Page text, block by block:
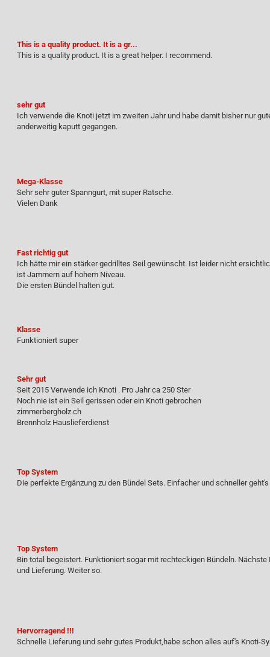
This is a quality product. It is a gr...
This is a quality product. It is a great helper. I recommend.
sehr gut
Ich verwende die Knoti jetzt im zweiten Jahr und habe damit bisher nur
anderweitig kaputt gegangen.
Mega-Klasse
Sehr sehr guter Spanngurt, mit super Ratsche.
Vielen Dank
Fast richtig gut
Ich hätte mir ein stärker gedrilltes Seil gewünscht. Ist leider nicht
ist Jammern auf hohem Niveau.
Die ersten Bündel halten gut.
Klasse
Funktioniert super
Sehr gut
Seit 2015 Verwende ich Knoti . Pro Jahr ca 250 Ster
Noch nie ist ein Seil gerissen oder ein Knoti gebrochen
zimmerbergholz.ch
Brennholz Hauslieferdienst
Top System
Die perfekte Ergänzung zu den Bündel Sets. Einfacher und schneller
Top System
Bin total begeistert. Funktioniert sogar mit rechteckigen Bündeln.
und Lieferung. Weiter so.
Hervorragend !!!
Schnelle Lieferung und sehr gutes Produkt,habe schon alles auf's Knoti-